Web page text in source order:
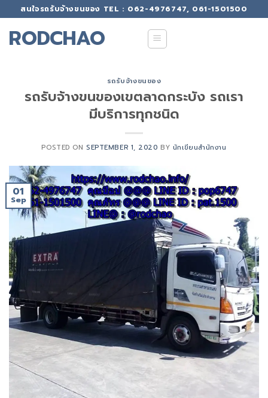
to
content
สนใจรถรับจ้างขนของ TEL : 062-4976747, 061-1501500
RODCHAO
รถรับจ้างขนของ
รถรับจ้างขนของเขตลาดกระบัง รถเรา
มีบริการทุกชนิด
POSTED ONSEPTEMBER 1, 2020 BY นักเขียนสำนักงาน
01
Sep